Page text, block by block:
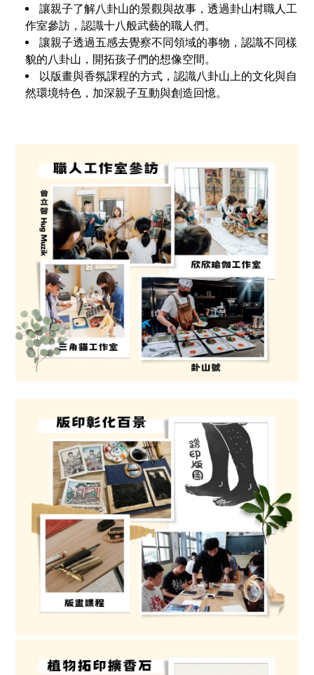
讓親子了解八卦山的景觀與故事，透過卦山村職人工
作室參訪，認識十八般武藝的職人們。
讓親子透過五感去覺察不同領域的事物，認識不同樣
貌的八卦山，開拓孩子們的想像空間。
以版畫與香氛課程的方式，認識八卦山上的文化與自
然環境特色，加深親子互動與創造回憶。